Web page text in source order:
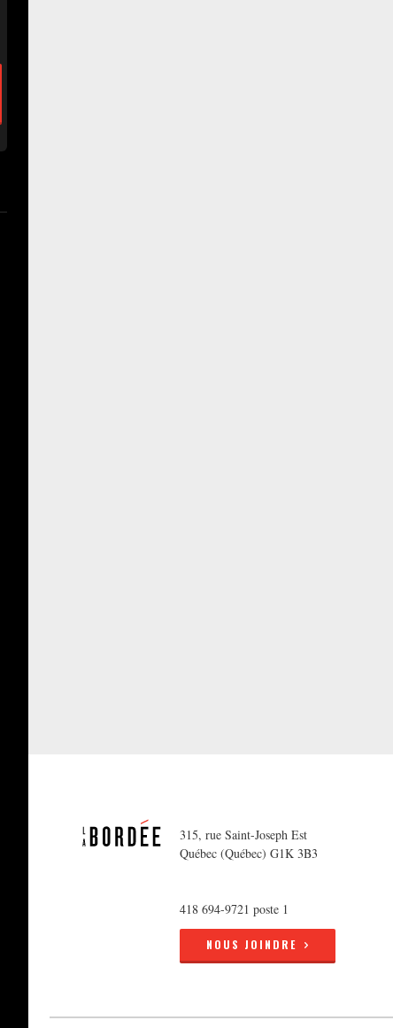
315, rue Saint-Joseph Est
Québec (Québec) G1K 3B3
418 694-9721 poste 1
NOUS JOINDRE